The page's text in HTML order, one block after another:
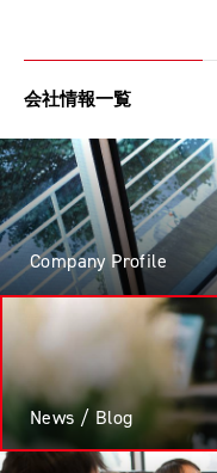
会社情報一覧
Company Profile
News / Blog